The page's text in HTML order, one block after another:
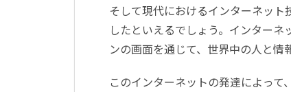
そして現代におけるインターネッ
したといえるでしょう。インター
ンの画面を通じて、世界中の人と情
このインターネットの発達によっ